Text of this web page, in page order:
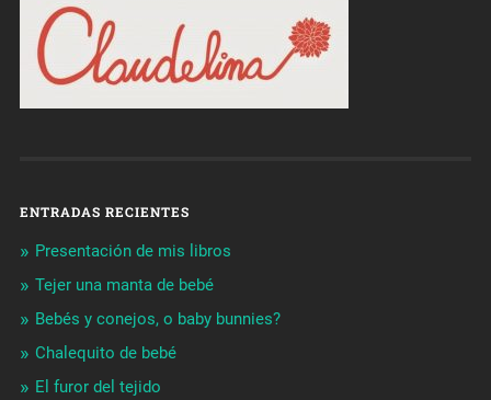
ENTRADAS RECIENTES
Presentación de mis libros
Tejer una manta de bebé
Bebés y conejos, o baby bunnies?
Chalequito de bebé
El furor del tejido